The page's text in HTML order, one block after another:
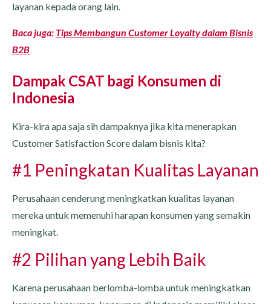
layanan kepada orang lain.
Baca juga: Tips Membangun Customer Loyalty dalam Bisnis
B2B
Dampak CSAT bagi Konsumen di
Indonesia
Kira-kira apa saja sih dampaknya jika kita menerapkan
Customer Satisfaction Score dalam bisnis kita?
#1 Peningkatan Kualitas Layanan
Perusahaan cenderung meningkatkan kualitas layanan
mereka untuk memenuhi harapan konsumen yang semakin
meningkat.
#2 Pilihan yang Lebih Baik
Karena perusahaan berlomba-lomba untuk meningkatkan